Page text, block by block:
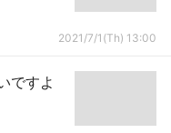
2021/7/1(Th) 13:00
ですよ